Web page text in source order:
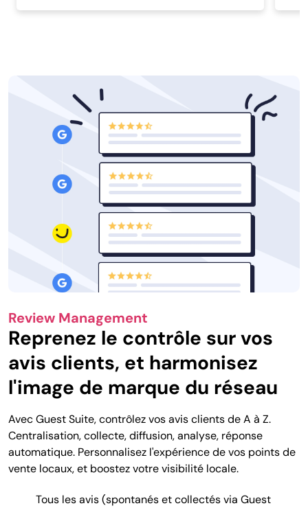
Review Management
Reprenez le contrôle sur vos
avis clients, et harmonisez
l'image de marque du réseau
Avec Guest Suite, contrôlez vos avis clients de A à Z.
Centralisation, collecte, diffusion, analyse, réponse
automatique. Personnalisez l'expérience de vos points de
vente locaux, et boostez votre visibilité locale.
Tous les avis (spontanés et collectés via Guest